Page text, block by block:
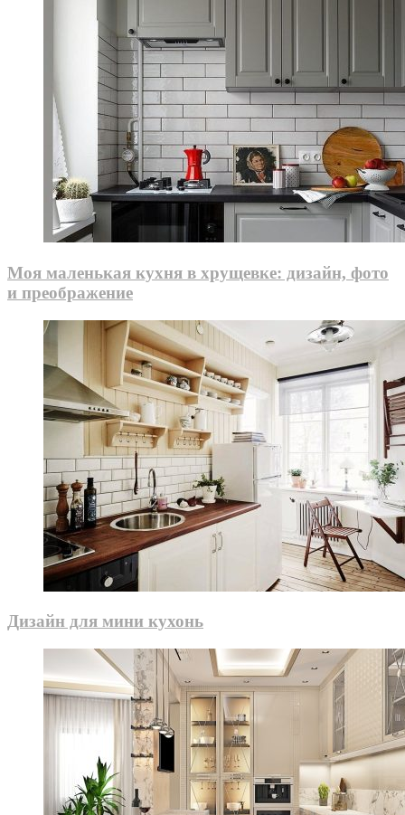
Моя маленькая кухня в хрущевке: дизайн, фото
и преображение
Дизайн для мини кухонь